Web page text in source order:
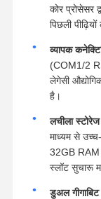
कोर प्रोसेसर
पिछली
व्यापक
(COM1/2
लेगेसी
है।
लचीला
माध्यम से
32GB RAM
स्लॉट सुचारू
डुअल गीगाबिट